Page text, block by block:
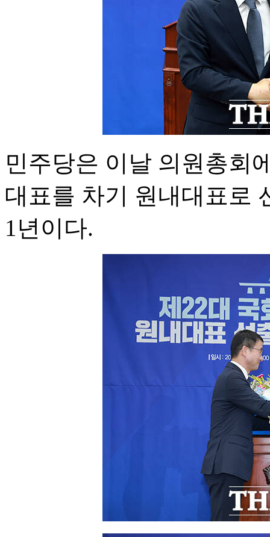
민주당은 이날 의원총회
대표를 차기 원내대표로
1년이다.